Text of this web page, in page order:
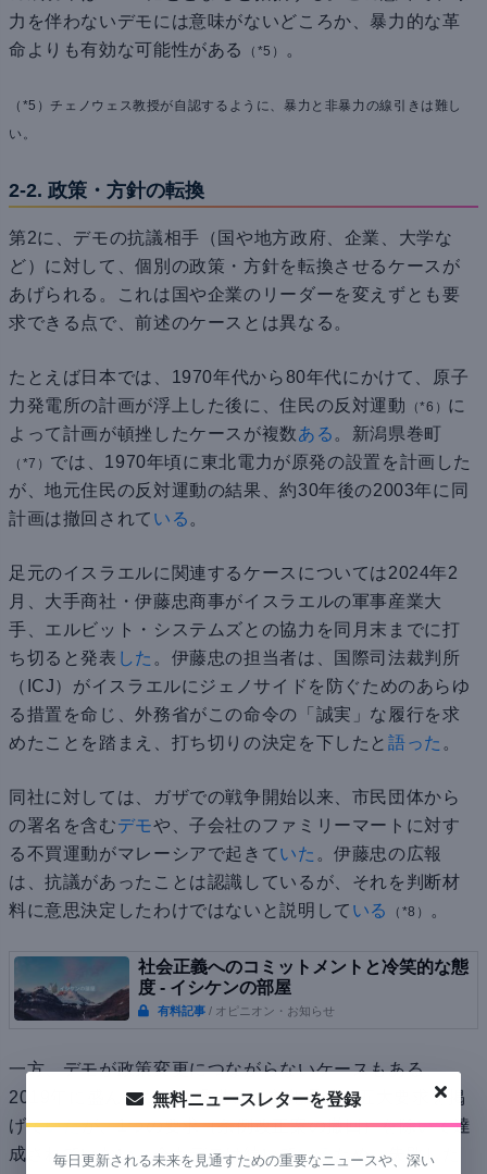
力を伴わないデモには意味がないどころか、暴力的な革
命よりも有効な可能性がある
（*5） 。
（*5）チェノウェス教授が自認するように、暴力と非暴力の線引きは難し
い。
2-2. 政策・方針の転換
第2に、デモの抗議相手（国や地方政府、企業、大学な
ど）に対して、個別の政策・方針を転換させるケースが
あげられる。これは国や企業のリーダーを変えずとも要
求できる点で、前述のケースとは異なる。
たとえば日本では、1970年代から80年代にかけて、原子
力発電所の計画が浮上した後に、住民の反対運動
（*6） に
よって計画が頓挫したケースが複数ある 。新潟県巻町
（*7） では、1970年頃に東北電力が原発の設置を計画した
が、地元住民の反対運動の結果、約30年後の2003年に同
計画は撤回されて いる 。
足元のイスラエルに関連するケースについては2024年2
月、大手商社・伊藤忠商事がイスラエルの軍事産業大
手、エルビット・システムズとの協力を同月末までに打
ち切ると発表 した 。伊藤忠の担当者は、国際司法裁判所
（ICJ）がイスラエルにジェノサイドを防ぐためのあらゆ
る措置を命じ、外務省がこの命令の「誠実」な履行を求
めたことを踏まえ、打ち切りの決定を下したと語った 。
同社に対しては、ガザでの戦争開始以来、市民団体から
の署名を含むデモや、子会社のファミリーマートに対す
る不買運動がマレーシアで起きていた 。伊藤忠の広報
は、抗議があったことは認識しているが、それを判断材
料に意思決定したわけではないと説明して いる （*8） 。
社会正義へのコミットメントと冷笑的な態
度 - イシケンの部屋
有料記事 / オピニオン・お知らせ
一方、デモが政策変更につながらないケースもある。
2019年に盛んになった香港の民主化運動は五大要求を掲
げていたが、1つの要求（条例改正案の撤回）を除いて達
成されていない。今もデモは続いている ため、失敗した
無料ニュースレターを登録
毎日更新される未来を見通すための重要なニュースや、深い